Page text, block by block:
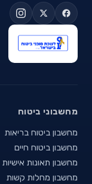
מחשבוני ביטוח
מחשבון ביטוח בריאות
מחשבון ביטוח חיים
מחשבון תאונות אישיות
מחשבון מחלות קשות